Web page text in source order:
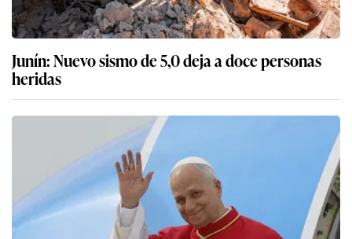
Junín: Nuevo sismo de 5,0 deja a doce personas
heridas